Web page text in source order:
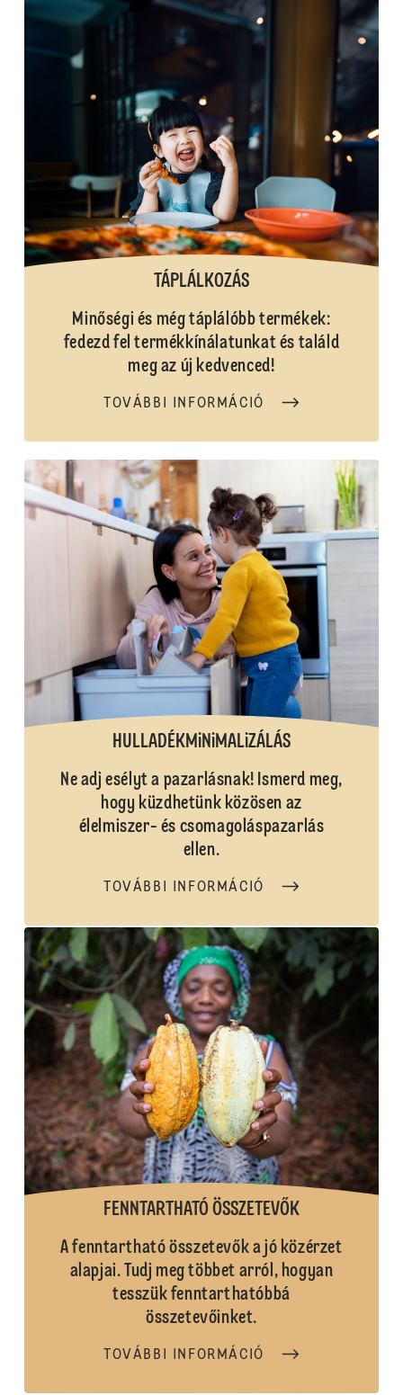
TÁPLÁLKOZÁS
Minőségi és még táplálóbb termékek:
fedezd fel termékkínálatunkat és találd
meg az új kedvenced!
TOVÁBBI INFORMÁCIÓ
HULLADÉKMiNiMALiZÁLÁS
Ne adj esélyt a pazarlásnak! Ismerd meg,
hogy küzdhetünk közösen az
élelmiszer- és csomagoláspazarlás
ellen.
TOVÁBBI INFORMÁCIÓ
FENNTARTHATÓ ÖSSZETEVŐK
A fenntartható összetevők a jó közérzet
alapjai. Tudj meg többet arról, hogyan
tesszük fenntarthatóbbá
összetevőinket.
TOVÁBBI INFORMÁCIÓ